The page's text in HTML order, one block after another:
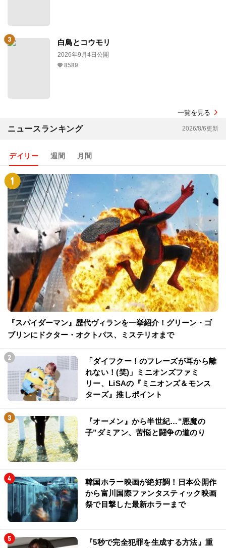
白鳥とコウモリ
2026年9月4日公開
8589
一覧を見る
ニュースランキング 2026/8/6更新
デイリー 週間 月間
『スパイダーマン』歴代ヴィランを一挙紹介！グリーン・ゴ
ブリンにドクター・オクトパス、ミステリオまで
「ダイフクー！のフレーズが耳から離
れない！(笑)」ミニオンズファミ
リー、LiSAの『ミニオンズ＆モンス
ターズ』推しポイント
『オーメン』から半世紀…“悪魔の
子”ダミアン、苦悩と闘争の道のり
韓国ホラー映画が絶好調！日本公開作
から富川国際ファンタスティック映画
祭で目撃した最新ホラーまで
『5秒で完全犯罪を生成する方法』重